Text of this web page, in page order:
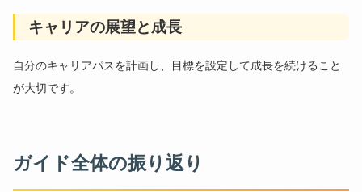
キャリアの展望と成長
自分のキャリアパスを計画し、目標を設定して成長を続けること
が大切です。
ガイド全体の振り返り